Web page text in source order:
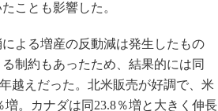
ことも影響した。
よる増産の反動減は発生したもの
制約もあったため、結果的には同
越えだった。北米販売が好調で、米
。カナダは同23.8％増と大きく伸長